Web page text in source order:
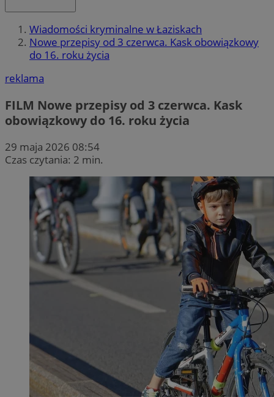
Wiadomości kryminalne w Łaziskach
Nowe przepisy od 3 czerwca. Kask obowiązkowy
do 16. roku życia
reklama
FILM Nowe przepisy od 3 czerwca. Kask
obowiązkowy do 16. roku życia
29 maja 2026 08:54
Czas czytania: 2 min.